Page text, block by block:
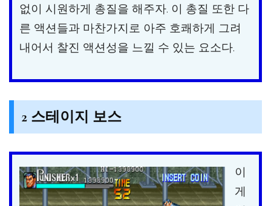
없이 시원하게 총질을 해주자. 이 총질 또한 다
른 액션들과 마찬가지로 아주 호쾌하게 그려
내어서 찰진 액션성을 느낄 수 있는 요소다.
2 스테이지 보스
이
게